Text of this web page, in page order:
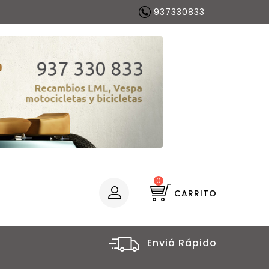
937330833
CARRITO
0
Envió Rápido